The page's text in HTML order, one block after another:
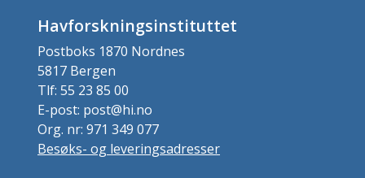
Havforskningsinstituttet
Postboks 1870 Nordnes
5817 Bergen
Tlf: 55 23 85 00
E-post: post@hi.no
Org. nr: 971 349 077
Besøks- og leveringsadresser